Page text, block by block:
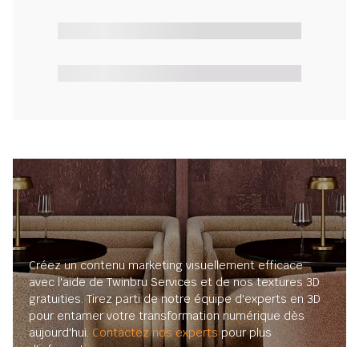
Créez un contenu marketing visuellement efficace
avec l'aide de Twinbru Services et de nos textures 3D
gratuities. Tirez parti de notre équipe d'experts en 3D
pour entamer votre transformation numérique dès
aujourd'hui.Contactez nos expertspour plus